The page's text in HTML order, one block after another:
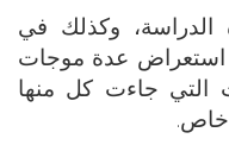
وكذلك في
(ص: ٥٢ - ٦٠) إلى استعراض عدة موجات
التي جاءت كل منها
خاص.